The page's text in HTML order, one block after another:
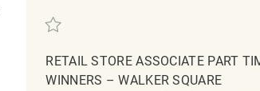
Retten Retail Store Associate Part time
RETAIL STORE ASSOCIATE PART
WINNERS – WALKER SQUARE